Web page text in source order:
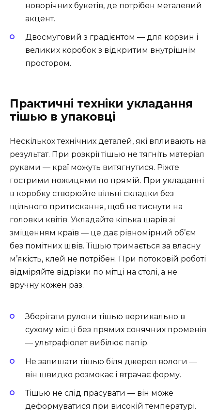
новорічних букетів, де потрібен металевий
акцент.
Двосмуговий з градієнтом — для корзин і
великих коробок з відкритим внутрішнім
простором.
Практичні техніки укладання
тішью в упаковці
Нескількох технічних деталей, які впливають на
результат. При розкрії тішью не тягніть матеріал
руками — краї можуть витягнутися. Ріжте
гострими ножицями по прямій. При укладанні
в коробку створюйте вільні складки без
щільного притискання, щоб не тиснути на
головки квітів. Укладайте кілька шарів зі
зміщенням країв — це дає рівномірний об’єм
без помітних швів. Тішью тримається за власну
м’якість, клей не потрібен. При потоковій роботі
відміряйте відрізки по мітці на столі, а не
вручну кожен раз.
Зберігати рулони тішью вертикально в
сухому місці без прямих сонячних променів
— ультрафіолет вибілює папір.
Не залишати тішью біля джерел вологи —
він швидко розмокає і втрачає форму.
Тішью не слід прасувати — він може
деформуватися при високій температурі.